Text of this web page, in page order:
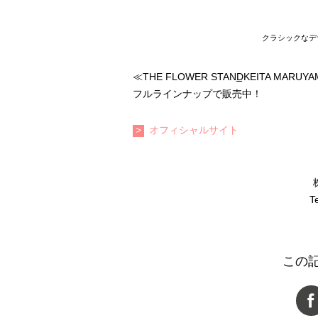
クラシックな
≪THE FLOWER STAND̲KEITA
フルラインナップで販売中！
オフィシャルサイト
この